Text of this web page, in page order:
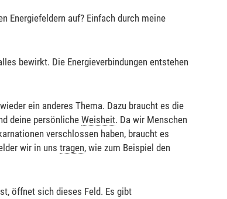
Energiefeldern auf? Einfach durch meine
bewirkt. Die Energieverbindungen entstehen
ein anderes Thema. Dazu braucht es die
deine persönliche Weisheit. Da wir Menschen
verschlossen haben, braucht es
wir in uns tragen, wie zum Beispiel den
öffnet sich dieses Feld. Es gibt